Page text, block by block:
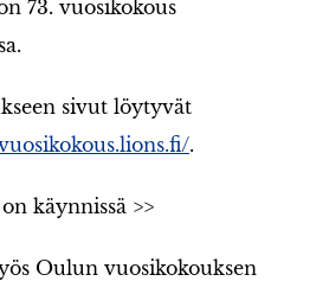
73. vuosikokous
sivut löytyvät
.
on käynnissä >>
Oulun vuosikokouksen